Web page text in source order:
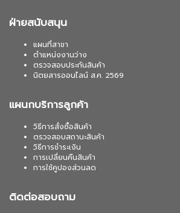
ฝ่ายสนับสนุน
แผนที่สาขา
ตำแหน่งงานว่าง
ตรวจสอบประกันสินค้า
นิตยสารออนไลน์ ส.ค. 2569
แผนกบริการลูกค้า
วิธีการสั่งซื้อสินค้า
ตรวจสอบสถานะสินค้า
วิธีการชำระเงิน
การเปลี่ยนคืนสินค้า
การใช้คูปองส่วนลด
ติดต่อสอบถาม